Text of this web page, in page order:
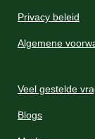
Privacy beleid
Algemene
Veel gestelde
Blogs